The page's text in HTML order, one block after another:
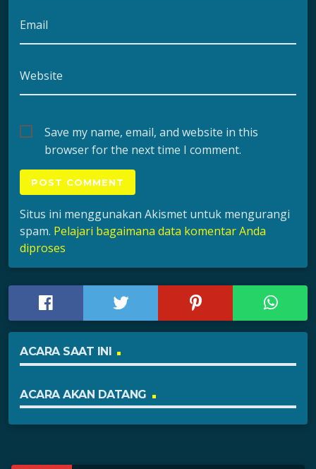
Email
Website
Save my name, email, and website in this
browser for the next time I comment.
Situs ini menggunakan Akismet untuk mengurangi
spam. Pelajari bagaimana data komentar Anda
diproses
ACARA SAAT INI
ACARA AKAN DATANG